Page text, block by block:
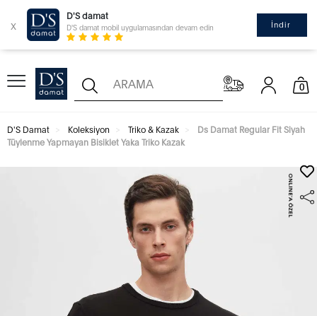
x
D'S damat
D'S damat mobil uygulamasından devam edin İndir
0
D'S Damat Koleksiyon Triko & Kazak
Ds Damat Regular Fit Siyah
Tüylenme Yapmayan Bisiklet Yaka Triko Kazak